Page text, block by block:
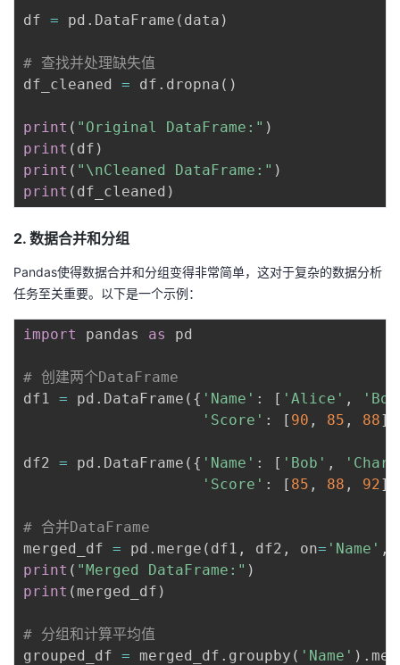
df = pd . DataFrame ( data )
# 查找并处理缺失值
df_cleaned = df . dropna ( )
print ( "Original DataFrame:" )
print ( df )
print ( "\nCleaned DataFrame:" )
print ( df_cleaned )
2. 数据合并和分组
Pandas使得数据合并和分组变得非常简单，这对于复杂的数据分析
任务至关重要。以下是一个示例：
import pandas as pd
# 创建两个DataFrame
df1 = pd . DataFrame ( { 'Name' : [ 'Alice' ,
'Score' : [ 90 , 85 , 88]
df2 = pd . DataFrame ( { 'Name' : [ 'Bob' ,
'Score' : [ 85 , 88 , 92]
# 合并DataFrame
merged_df = pd . merge ( df1 , df2 , on= 'Name' ,
print ( "Merged DataFrame:" )
print ( merged_df )
# 分组和计算平均值
grouped_df = merged_df . groupby ( 'Name' ) .